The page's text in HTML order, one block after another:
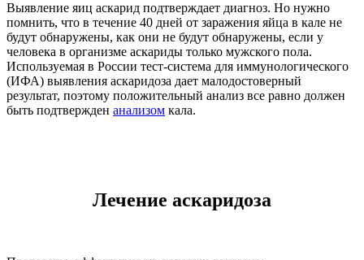
Выявление яиц аскарид подтверждает диагноз. Но нужно
помнить, что в течение 40 дней от заражения яйца в кале не
будут обнаружены, как они не будут обнаружены, если у
человека в организме аскариды только мужского пола.
Используемая в России тест-система для иммунологического
(ИФА) выявления аскаридоза дает малодостоверный
результат, поэтому положительный анализ все равно должен
быть подтвержден анализом кала.
Лечение аскаридоза